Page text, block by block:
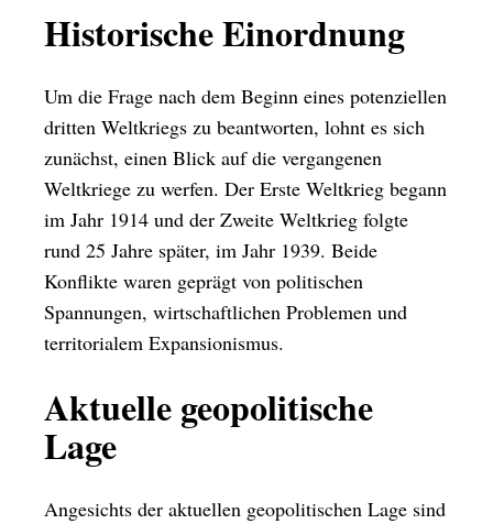
Historische Einordnung
Um die Frage nach dem Beginn eines potenziellen
dritten Weltkriegs zu beantworten, lohnt es sich
zunächst, einen Blick auf die vergangenen
Weltkriege zu werfen. Der Erste Weltkrieg begann
im Jahr 1914 und der Zweite Weltkrieg folgte
rund 25 Jahre später, im Jahr 1939. Beide
Konflikte waren geprägt von politischen
Spannungen, wirtschaftlichen Problemen und
territorialem Expansionismus.
Aktuelle geopolitische
Lage
Angesichts der aktuellen geopolitischen Lage sind